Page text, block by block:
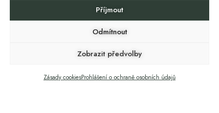
Příjmout
Odmítnout
Zobrazit předvolby
Zásady cookiesProhlášení o ochraně osobních údajů
Život. Volnost. Příležitost.
SOKOL ROZTOKY